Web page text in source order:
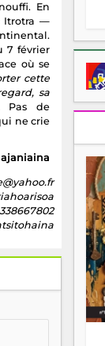
En
Itrotra —
7 février
où se
cette
sa
Pas de
ne crie